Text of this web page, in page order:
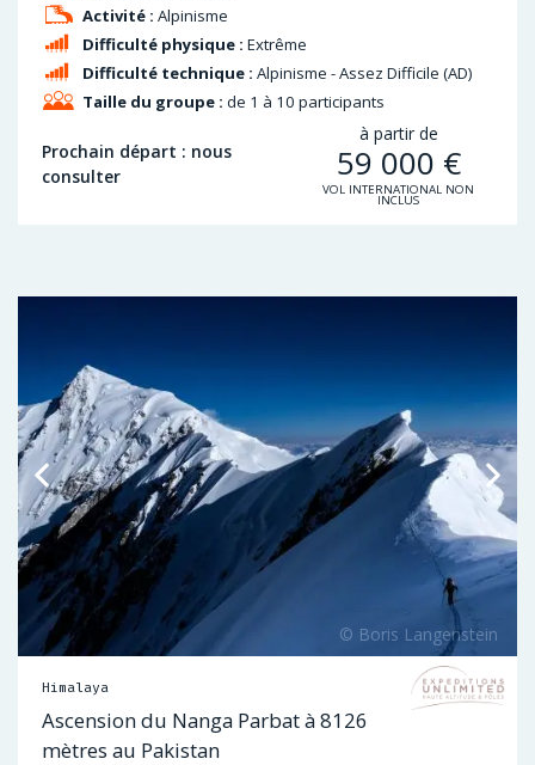
Difficulté physique : Extrême
Difficulté technique : Alpinisme - Assez Difficile (AD)
Activité : Alpinisme
Taille du groupe : de 1 à 10 participants
Prochain départ : nous
consulter
à partir de
59 000 €
VOL INTERNATIONAL NON
INCLUS
Himalaya
Ascension du Nanga Parbat à 8126
mètres au Pakistan